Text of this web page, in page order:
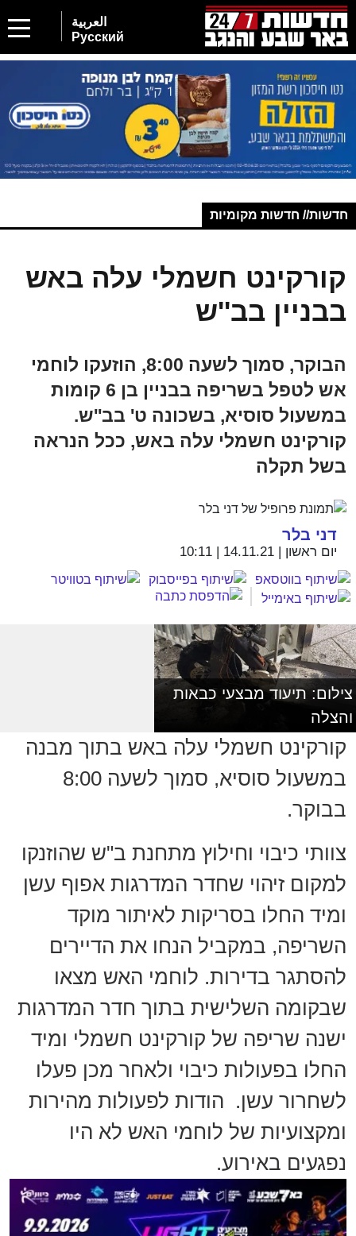
العربية
Русский
חדשות// חדשות מקומיות
קורקינט חשמלי עלה באש
בבניין בב''ש
הבוקר, סמוך לשעה 8:00, הוזעקו לוחמי
אש לטפל בשריפה בבניין בן 6 קומות
במשעול סוסיא, בשכונה ט' בב''ש.
קורקינט חשמלי עלה באש, ככל הנראה
בשל תקלה
דני בלר
יום ראשון | 14.11.21 | 10:11
צילום: תיעוד מבצעי כבאות
והצלה
קורקינט חשמלי עלה באש בתוך מבנה
במשעול סוסיא, סמוך לשעה 8:00
בבוקר.
צוותי כיבוי וחילוץ מתחנת ב"ש שהוזנקו
למקום זיהוי שחדר המדרגות אפוף עשן
ומיד החלו בסריקות לאיתור מוקד
השריפה, במקביל הנחו את הדיירים
להסתגר בדירות. לוחמי האש מצאו
שבקומה השלישית בתוך חדר המדרגות
ישנה שריפה של קורקינט חשמלי ומיד
החלו בפעולות כיבוי ולאחר מכן פעלו
לשחרור עשן. הודות לפעולות מהירות
ומקצועיות של לוחמי האש לא היו
נפגעים באירוע.